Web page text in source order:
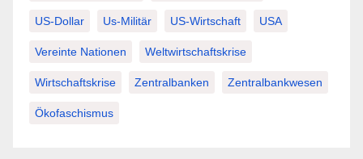
US-Dollar Us-Militär US-Wirtschaft USA
Vereinte Nationen Weltwirtschaftskrise
Wirtschaftskrise Zentralbanken Zentralbankwesen
Ökofaschismus